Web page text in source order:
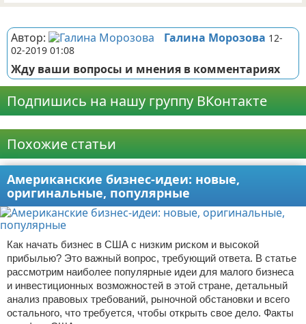
Автор: Галина Морозова 12-
02-2019 01:08
Жду ваши вопросы и мнения в комментариях
Подпишись на нашу группу ВКонтакте
Похожие статьи
Американские бизнес-идеи: новые,
оригинальные, популярные
Как начать бизнес в США с низким риском и высокой
прибылью? Это важный вопрос, требующий ответа. В статье
рассмотрим наиболее популярные идеи для малого бизнеса
и инвестиционных возможностей в этой стране, детальный
анализ правовых требований, рыночной обстановки и всего
остального, что требуется, чтобы открыть свое дело. Факты